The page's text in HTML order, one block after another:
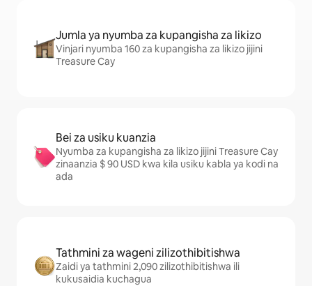
Jumla ya nyumba za kupangisha za likizo
Vinjari nyumba 160 za kupangisha za likizo jijini
Treasure Cay
Bei za usiku kuanzia
Nyumba za kupangisha za likizo jijini Treasure Cay
zinaanzia $ 90 USD kwa kila usiku kabla ya kodi na
ada
Tathmini za wageni zilizothibitishwa
Zaidi ya tathmini 2,090 zilizothibitishwa ili
kukusaidia kuchagua